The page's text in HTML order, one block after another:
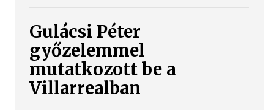
Gulácsi Péter
győzelemmel
mutatkozott be a
Villarrealban